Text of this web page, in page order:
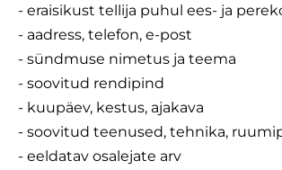
- eraisikust tellija puhul ees- ja
- aadress, telefon, e-post
- sündmuse nimetus ja teema
- soovitud rendipind
- kuupäev, kestus, ajakava
- soovitud teenused, tehnika,
- eeldatav osalejate arv